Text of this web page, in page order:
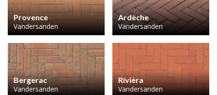
Provence
Vandersanden
Ardèche
Vandersanden
Bergerac
Vandersanden
Rivièra
Vandersanden